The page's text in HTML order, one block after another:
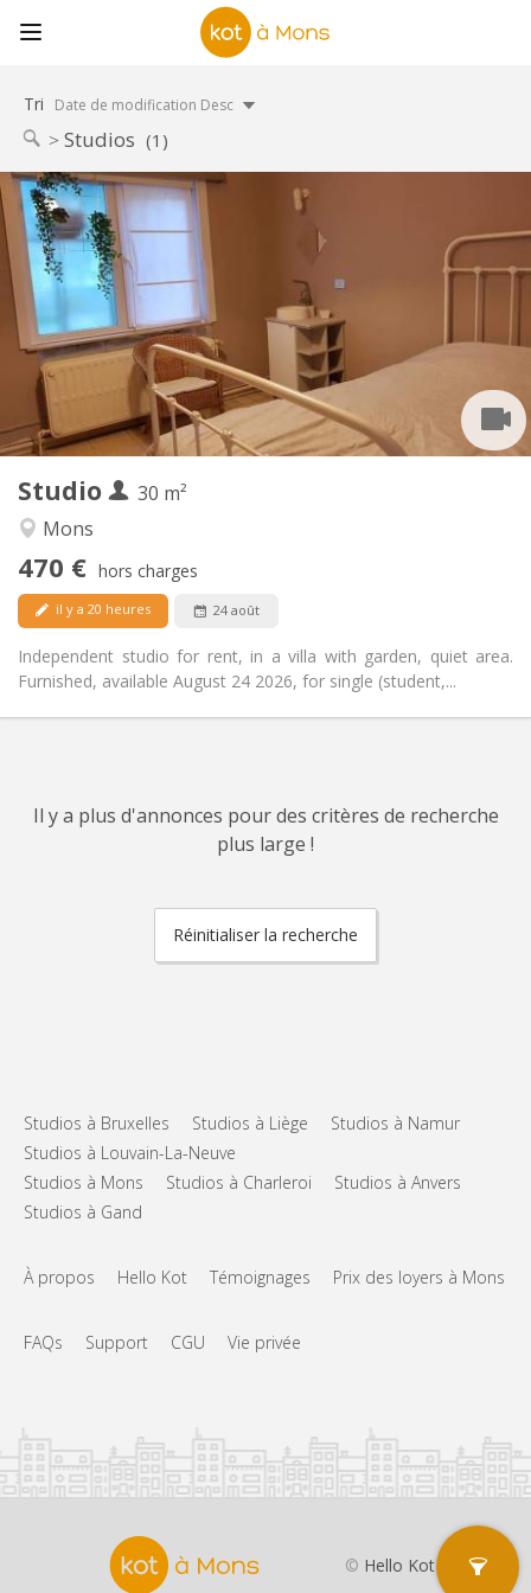
Tri Date de modification Desc
Studios (1)
Studio
30 m²
Mons
470 € hors charges
il y a 20 heures 24 août
Independent studio for rent, in a villa with garden, quiet area.
Furnished, available August 24 2026, for single (student,...
Loyer:
470 €
Charges:
130 €
Durée:
12 mois, 11 mois, 10 mois, 5-6 mois, 3-4 mois,
vacances d'été, au mois
Aménagement
Salle de bain:
Cuisine:
Privée (pièce distincte)
Superficie:
30 m
2
Il y a plus d'annonces pour des critères de recherche
plus large !
Réinitialiser la recherche
Studios à Bruxelles Studios à Liège
Studios à Namur
Studios à Louvain-La-Neuve
Studios à Mons
Studios à Charleroi
Studios à Anvers
Studios à Gand
À propos Hello Kot Témoignages Prix des loyers à Mons
FAQs Support CGU Vie privée
© Hello Kot